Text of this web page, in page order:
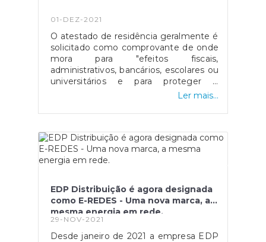
agradecimento na pessoa da Adjunta
que estiveram presentes durante o
peditório na união de Freguesias, assim
como a todos os Fregueses que
acompanharam os Bombeiros no
decorrer do peditório nas diferentes
localidades da Freguesia, e que assim
01-DEZ-2021
O atestado de residência geralmente é
solicitado como comprovante de onde
mora para "efeitos fiscais,
administrativos, bancários, escolares ou
universitários e para proteger e
assegurar certos direitos e interesses
obtido através das Juntas de Freguesia,
ou na Loja do Cidadão. Poderá obter
estes atestados diretamente na sua
junta de freguesia de forma presencial
mesma.
Ler mais...
EDP Distribuição é agora designada
como E-REDES - Uma nova marca, a
mesma energia em rede.
29-NOV-2021
Desde janeiro de 2021 a empresa EDP